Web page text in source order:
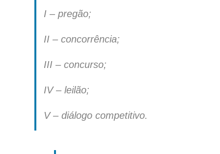
I – pregão;
II – concorrência;
III – concurso;
IV – leilão;
V – diálogo competitivo.